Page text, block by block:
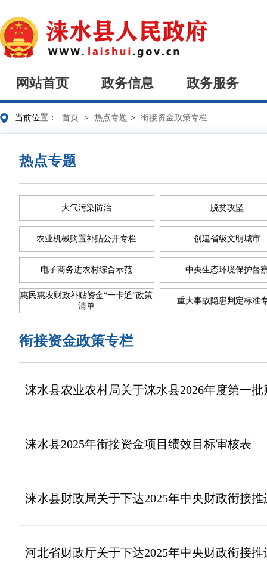
网站首页 政务信息 政务服务
当前位置： 首页 > 热点专题 > 衔接资金政策专栏
热点专题
大气污染防治 脱贫攻坚
农业机械购置补贴公开专栏 创建省级文明城市
电子商务进农村综合示范 中央生态环境保护督
惠民惠农财政补贴资金“一卡通”政策
清单
重大事故隐患判定标准
衔接资金政策专栏
涞水县农业农村局关于涞水县2026年度第一
涞水县2025年衔接资金项目绩效目标审核表
涞水县财政局关于下达2025年中央财政衔接
河北省财政厅关于下达2025年中央财政衔接